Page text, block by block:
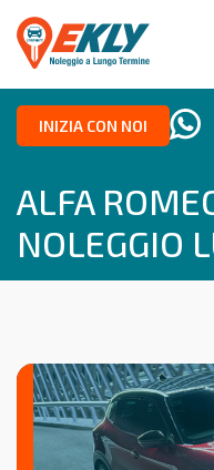
INIZIA CON NOI
ALFA
NOLEGGIO